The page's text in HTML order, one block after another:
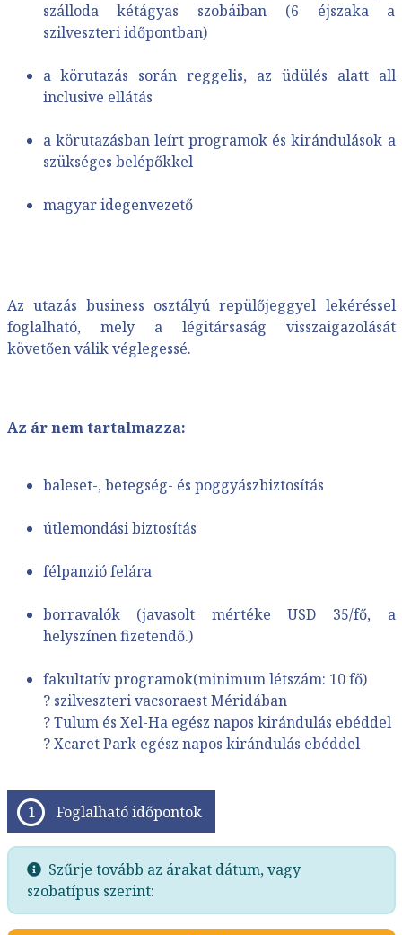
szálloda kétágyas szobáiban (6 éjszaka a
szilveszteri időpontban)
a körutazás során reggelis, az üdülés alatt all
inclusive ellátás
a körutazásban leírt programok és kirándulások a
szükséges belépőkkel
magyar idegenvezető
Az utazás business osztályú repülőjeggyel lekéréssel
foglalható, mely a légitársaság visszaigazolását
követően válik véglegessé.
Az ár nem tartalmazza:
baleset-, betegség- és poggyászbiztosítás
útlemondási biztosítás
félpanzió felára
borravalók (javasolt mértéke USD 35/fő, a
helyszínen fizetendő.)
fakultatív programok(minimum létszám: 10 fő)
? szilveszteri vacsoraest Méridában
? Tulum és Xel-Ha egész napos kirándulás ebéddel
? Xcaret Park egész napos kirándulás ebéddel
Foglalható időpontok
Szűrje tovább az árakat dátum, vagy
szobatípus szerint: